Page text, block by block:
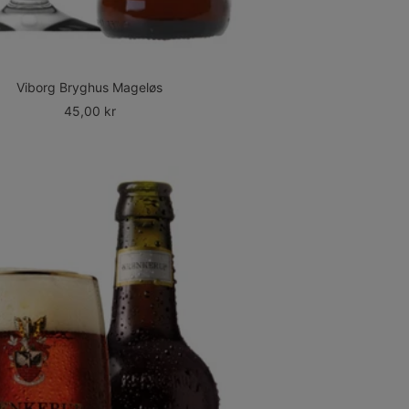
Viborg Bryghus Mageløs
Udsalgspris
45,00 kr